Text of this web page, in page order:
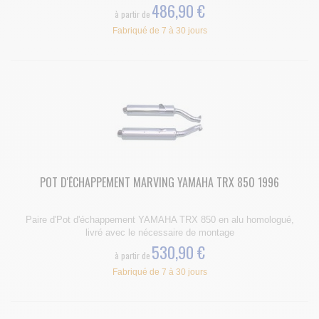
à partir de 486,90 €
Fabriqué de 7 à 30 jours
POT D'ÉCHAPPEMENT MARVING YAMAHA TRX 850 1996
Paire d'Pot d'échappement YAMAHA TRX 850 en alu homologué,
livré avec le nécessaire de montage
à partir de 530,90 €
Fabriqué de 7 à 30 jours